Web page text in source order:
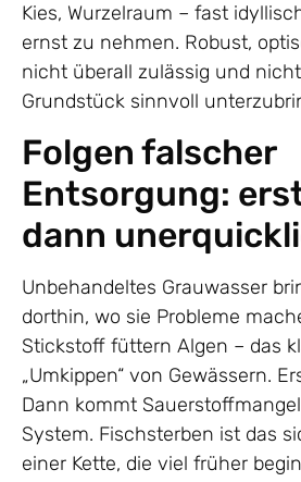
Kies, Wurzelraum – fast
ernst zu nehmen. Robust,
nicht überall zulässig und
Grundstück sinnvoll
Folgen falscher
Entsorgung:
dann
Unbehandeltes Grauwasser
dorthin, wo sie Probleme
Stickstoff füttern Algen – das
„Umkippen“ von Gewässern.
Dann kommt
System. Fischsterben ist das
einer Kette, die viel früher